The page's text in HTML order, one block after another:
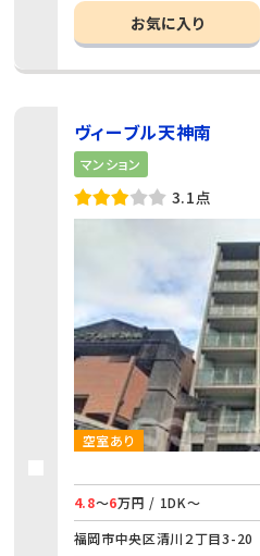
お気に入り
ヴィーブル天神南
マンション
3.1点
空室あり
4.8～6万円 / 1DK～
福岡市中央区清川２丁目3-20